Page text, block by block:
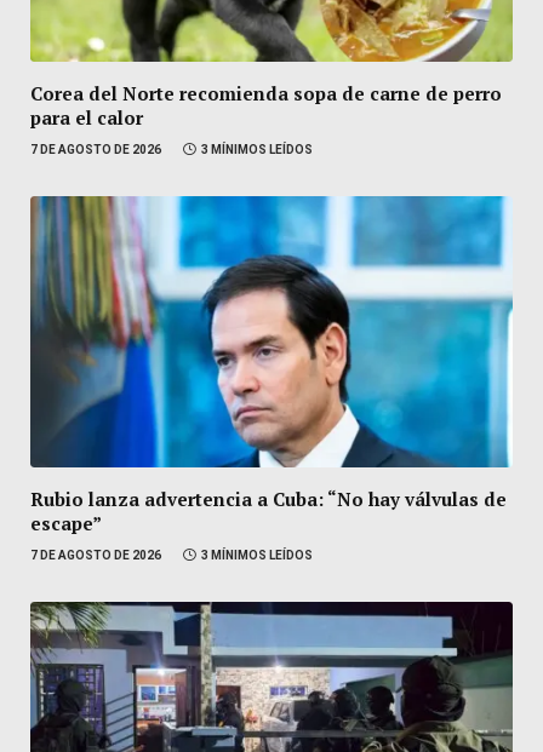
Corea del Norte recomienda sopa de carne de perro
para el calor
7 DE AGOSTO DE 2026 3 MÍNIMOS LEÍDOS
Rubio lanza advertencia a Cuba: “No hay válvulas de
escape”
7 DE AGOSTO DE 2026 3 MÍNIMOS LEÍDOS